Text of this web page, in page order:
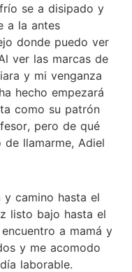
se a disipado y
a la antes
donde puedo ver
ver las marcas de
y mi venganza
hecho empezará
como su patrón
pero de qué
llamarme, Adiel
y camino hasta el
listo bajo hasta el
a mamá y
y me acomodo
laborable.